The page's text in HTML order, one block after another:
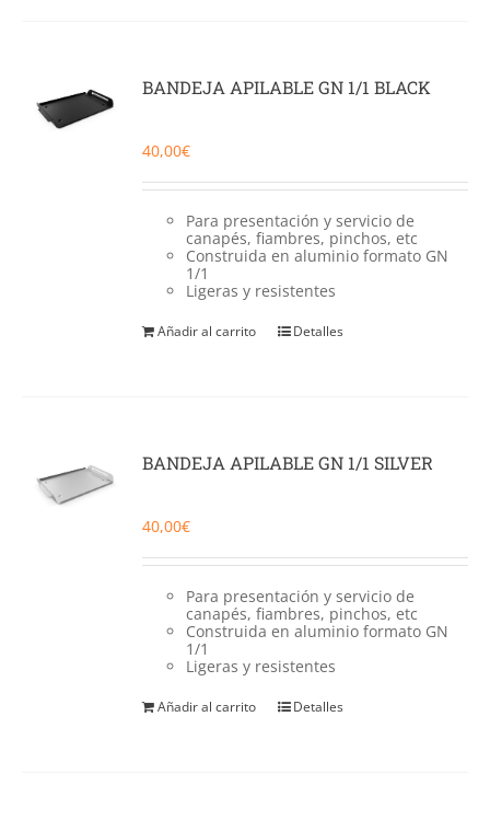
BANDEJA APILABLE GN 1/1 BLACK
40,00€
Para presentación y servicio de
canapés, fiambres, pinchos, etc
Construida en aluminio formato GN
1/1
Ligeras y resistentes
Añadir al carrito Detalles
BANDEJA APILABLE GN 1/1 SILVER
40,00€
Para presentación y servicio de
canapés, fiambres, pinchos, etc
Construida en aluminio formato GN
1/1
Ligeras y resistentes
Añadir al carrito Detalles